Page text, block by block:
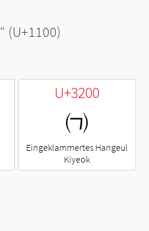
“ (U+1100)
U+3200
㈀
Eingeklammertes Hangeul
Kiyeok